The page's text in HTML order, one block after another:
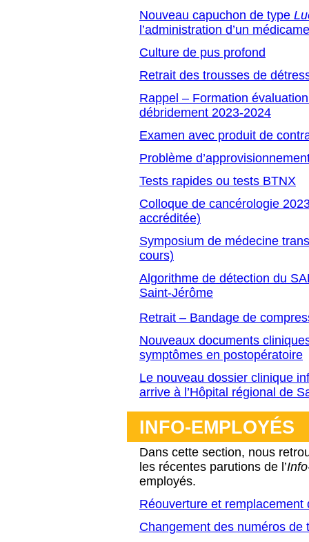
Nouveau capuchon de type
l’administration d’un
Culture de pus profond
Retrait des trousses de
Rappel – Formation
débridement 2023-2024
Examen avec produit de
Problème
Tests rapides ou tests BTNX
Colloque de cancérologie
accréditée)
Symposium de médecine
cours)
Algorithme de détection du
Saint-Jérôme
Retrait – Bandage de
Nouveaux documents
symptômes en postopératoire
Le nouveau dossier clinique
arrive à l’Hôpital régional de
INFO-EMPLOYÉS
Dans cette section, nous
les récentes parutions de l’
employés.
Réouverture et remplacement
Changement des numéros